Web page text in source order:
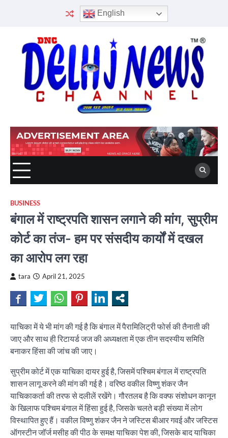
English
BUSINESS
बंगाल में राष्ट्रपति शासन लगाने की मांग, सुप्रीम
कोर्ट का तंज- हम पर संसदीय कार्यों में दखल
का आरोप लग रहा
tara April 21, 2025
याचिका में ये भी मांग की गई है कि बंगाल में पैरामिलिट्री फोर्स की तैनाती की
जाए और साथ ही रिटायर्ड जज की अध्यक्षता में एक तीन सदस्यीय समिति
बनाकर हिंसा की जांच की जाए।
सुप्रीम कोर्ट में एक याचिका दायर हुई है, जिसमें पश्चिम बंगाल में राष्ट्रपति
शासन लागू करने की मांग की गई है। वरिष्ठ वकील विष्णु शंकर जैन
याचिकाकर्ता की तरफ से दलीलें रखेंगे। गौरतलब है कि वक्फ संशोधन कानून
के खिलाफ पश्चिम बंगाल में हिंसा हुई है, जिसके चलते बड़ी संख्या में लोग
विस्थापित हुए हैं। वकील विष्णु शंकर जैन ने जस्टिस बीआर गवई और जस्टिस
ऑगस्टीन जॉर्ज मसीह की पीठ के समक्ष याचिका पेश की, जिसके बाद याचिका